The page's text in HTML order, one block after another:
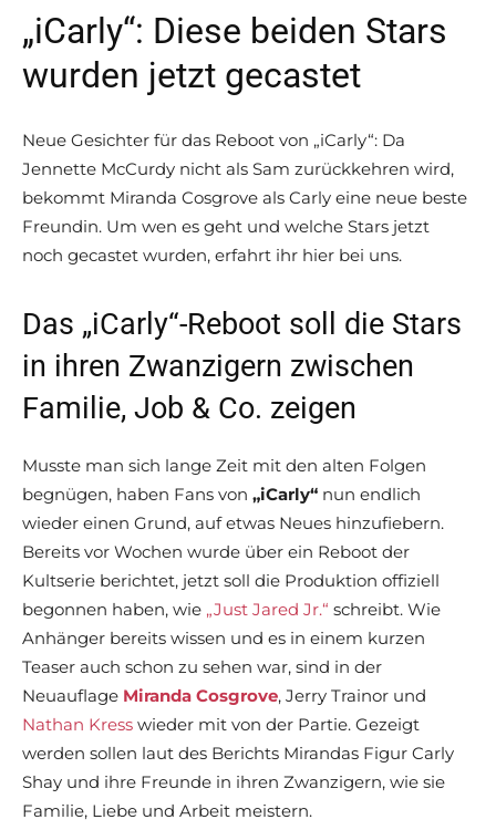
„iCarly“: Diese beiden Stars
wurden jetzt gecastet
Neue Gesichter für das Reboot von „iCarly“: Da
Jennette McCurdy nicht als Sam zurückkehren wird,
bekommt Miranda Cosgrove als Carly eine neue beste
Freundin. Um wen es geht und welche Stars jetzt
noch gecastet wurden, erfahrt ihr hier bei uns.
Das „iCarly“-Reboot soll die Stars
in ihren Zwanzigern zwischen
Familie, Job & Co. zeigen
Musste man sich lange Zeit mit den alten Folgen
begnügen, haben Fans von „iCarly“ nun endlich
wieder einen Grund, auf etwas Neues hinzufiebern.
Bereits vor Wochen wurde über ein Reboot der
Kultserie berichtet, jetzt soll die Produktion offiziell
begonnen haben, wie „Just Jared Jr.“ schreibt. Wie
Anhänger bereits wissen und es in einem kurzen
Teaser auch schon zu sehen war, sind in der
Neuauflage Miranda Cosgrove, Jerry Trainor und
Nathan Kress wieder mit von der Partie. Gezeigt
werden sollen laut des Berichts Mirandas Figur Carly
Shay und ihre Freunde in ihren Zwanzigern, wie sie
Familie, Liebe und Arbeit meistern.